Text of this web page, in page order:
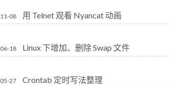
11-08 用 Telnet 观看 Nyancat 动画
06-18 Linux 下增加、删除 Swap 文件
05-27 Crontab 定时写法整理